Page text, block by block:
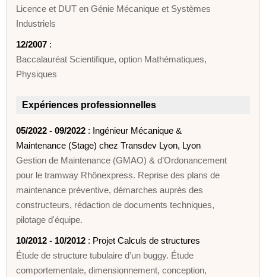
Licence et DUT en Génie Mécanique et Systèmes
Industriels
12/2007 :
Baccalauréat Scientifique, option Mathématiques,
Physiques
Expériences professionnelles
05/2022 - 09/2022 : Ingénieur Mécanique &
Maintenance (Stage) chez Transdev Lyon, Lyon
Gestion de Maintenance (GMAO) & d’Ordonancement
pour le tramway Rhônexpress. Reprise des plans de
maintenance préventive, démarches auprès des
constructeurs, rédaction de documents techniques,
pilotage d'équipe.
10/2012 - 10/2012 : Projet Calculs de structures
Étude de structure tubulaire d’un buggy. Étude
comportementale, dimensionnement, conception,